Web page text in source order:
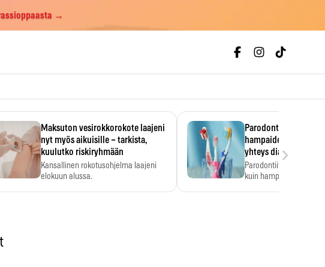
→
Maksuton vesirokkorokote laajeni
nyt myös aikuisille – tarkista,
kuulutko riskiryhmään
Kansallinen rokotusohjelma laajeni
elokuun alussa.
Parodontiitti on
hampaiden
yhteys diabetekseen
Parodontiitti on
kuin hampaiden
›